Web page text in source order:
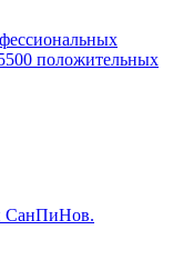
положительных
СанПиНов.